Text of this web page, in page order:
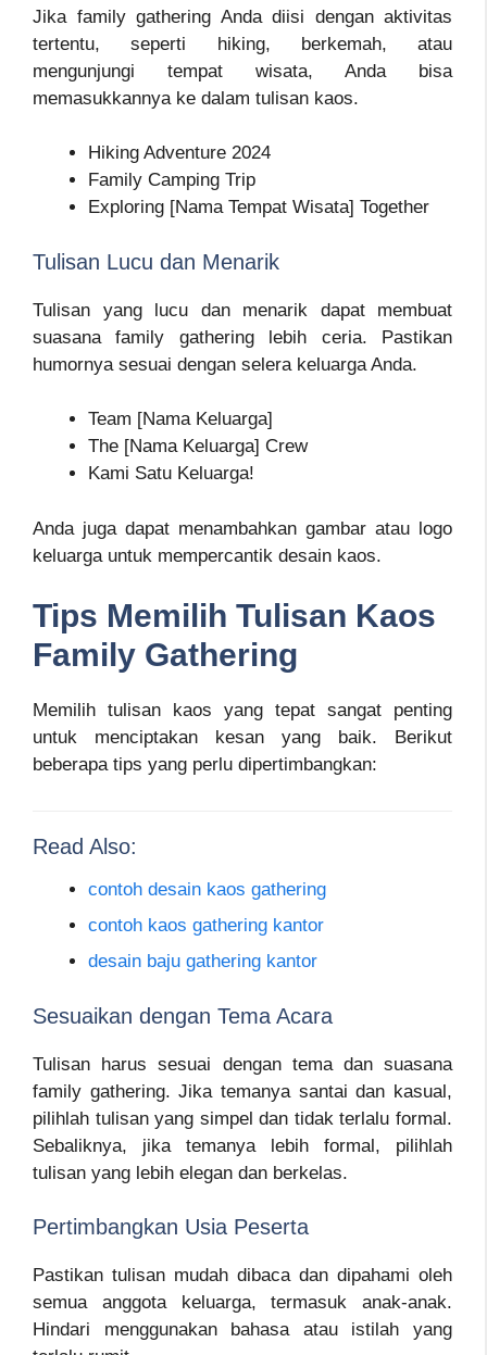
Jika family gathering Anda diisi dengan aktivitas
tertentu, seperti hiking, berkemah, atau
mengunjungi tempat wisata, Anda bisa
memasukkannya ke dalam tulisan kaos.
Hiking Adventure 2024
Family Camping Trip
Exploring [Nama Tempat Wisata] Together
Tulisan Lucu dan Menarik
Tulisan yang lucu dan menarik dapat membuat
suasana family gathering lebih ceria. Pastikan
humornya sesuai dengan selera keluarga Anda.
Team [Nama Keluarga]
The [Nama Keluarga] Crew
Kami Satu Keluarga!
Anda juga dapat menambahkan gambar atau logo
keluarga untuk mempercantik desain kaos.
Tips Memilih Tulisan Kaos
Family Gathering
Memilih tulisan kaos yang tepat sangat penting
untuk menciptakan kesan yang baik. Berikut
beberapa tips yang perlu dipertimbangkan:
Read Also:
contoh desain kaos gathering
contoh kaos gathering kantor
desain baju gathering kantor
Sesuaikan dengan Tema Acara
Tulisan harus sesuai dengan tema dan suasana
family gathering. Jika temanya santai dan kasual,
pilihlah tulisan yang simpel dan tidak terlalu formal.
Sebaliknya, jika temanya lebih formal, pilihlah
tulisan yang lebih elegan dan berkelas.
Pertimbangkan Usia Peserta
Pastikan tulisan mudah dibaca dan dipahami oleh
semua anggota keluarga, termasuk anak-anak.
Hindari menggunakan bahasa atau istilah yang